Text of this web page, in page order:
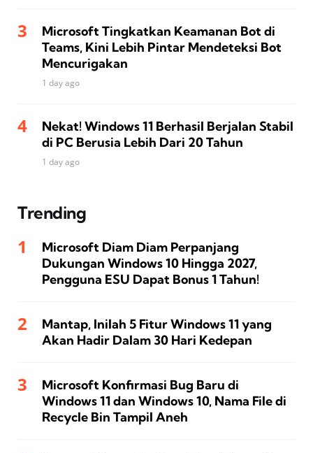
Microsoft Tingkatkan Keamanan Bot di
Teams, Kini Lebih Pintar Mendeteksi Bot
Mencurigakan
1 day ago
Nekat! Windows 11 Berhasil Berjalan Stabil
di PC Berusia Lebih Dari 20 Tahun
1 day ago
Trending
Microsoft Diam Diam Perpanjang
Dukungan Windows 10 Hingga 2027,
Pengguna ESU Dapat Bonus 1 Tahun!
Mantap, Inilah 5 Fitur Windows 11 yang
Akan Hadir Dalam 30 Hari Kedepan
Microsoft Konfirmasi Bug Baru di
Windows 11 dan Windows 10, Nama File di
Recycle Bin Tampil Aneh